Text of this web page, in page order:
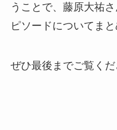
うことで、藤原大祐
ピソードについてまと
ぜひ最後までご覧くだ